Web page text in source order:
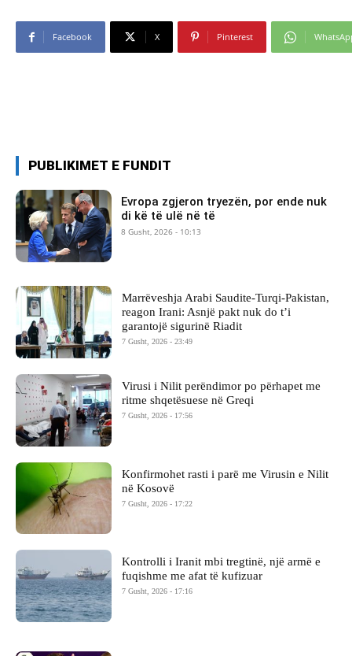
Facebook X Pinterest
PUBLIKIMET E FUNDIT
Evropa zgjeron tryezën, por ende nuk
di kë të ulë në të
8 Gusht, 2026 - 10:13
Marrëveshja Arabi Saudite-Turqi-Pakistan,
reagon Irani: Asnjë pakt nuk do t’i
garantojë sigurinë Riadit
7 Gusht, 2026 - 23:49
Virusi i Nilit perëndimor po përhapet me
ritme shqetësuese në Greqi
7 Gusht, 2026 - 17:56
Konfirmohet rasti i parë me Virusin e Nilit
në Kosovë
7 Gusht, 2026 - 17:22
Kontrolli i Iranit mbi tregtinë, një armë e
fuqishme me afat të kufizuar
7 Gusht, 2026 - 17:16